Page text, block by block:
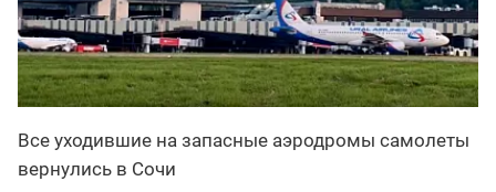
Все уходившие на запасные аэродромы самолеты
вернулись в Сочи